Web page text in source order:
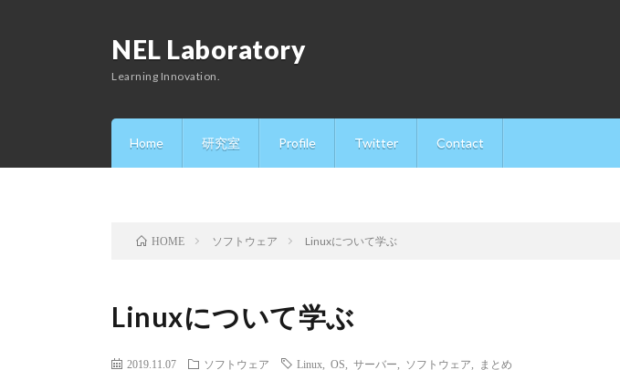
NEL Laboratory
Learning Innovation.
Home 研究室 Profile Twitter Contact
HOME ソフトウェア Linuxについて学ぶ
Linuxについて学ぶ
2019.11.07 ソフトウェア Linux OS サーバー ソフトウェア まとめ